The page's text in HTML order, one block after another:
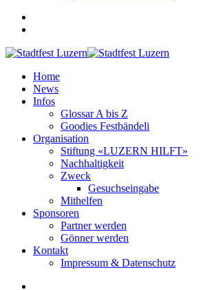
Home
News
Infos
Glossar A bis Z
Goodies Festbändeli
Organisation
Stiftung «LUZERN HILFT»
Nachhaltigkeit
Zweck
Gesuchseingabe
Mithelfen
Sponsoren
Partner werden
Gönner werden
Kontakt
Impressum & Datenschutz